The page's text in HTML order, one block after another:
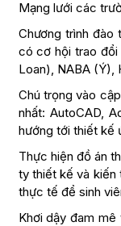
Mạng lưới các
Chương trình đào
có cơ hội trao
Loan), NABA (Ý),
Chú trọng vào
nhất: AutoCAD,
hướng tới thiết kế
Thực hiện đồ án
ty thiết kế và
thực tế để sinh
Khơi dậy đam